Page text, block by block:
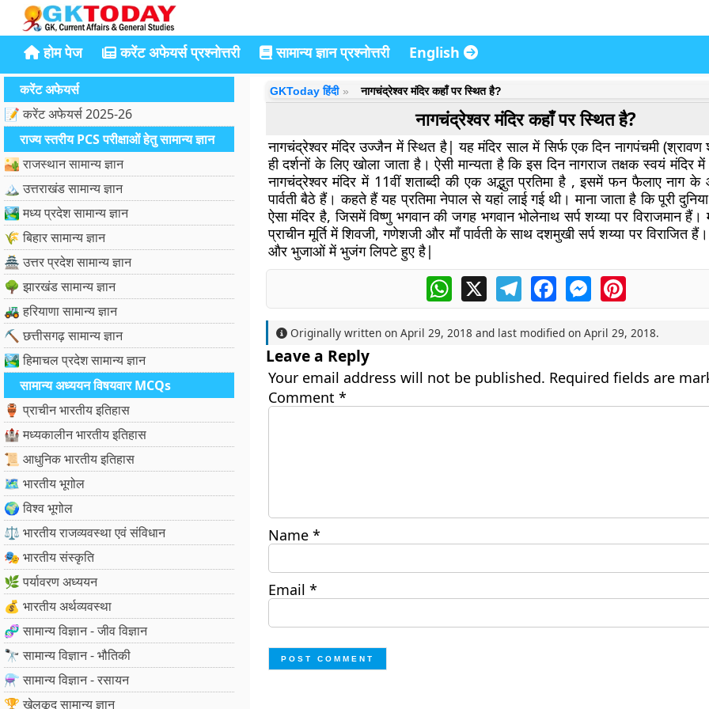
होम पेज करेंट अफेयर्स प्रश्नोत्तरी सामान्य ज्ञान प्रश्नोत्तरी English
करेंट अफेयर्स
📝 करेंट अफेयर्स 2025-26
राज्य स्तरीय PCS परीक्षाओं हेतु सामान्य ज्ञान
🏜️ राजस्थान सामान्य ज्ञान
🏔️ उत्तराखंड सामान्य ज्ञान
🏞️ मध्य प्रदेश सामान्य ज्ञान
🌾 बिहार सामान्य ज्ञान
🏯 उत्तर प्रदेश सामान्य ज्ञान
🌳 झारखंड सामान्य ज्ञान
🚜 हरियाणा सामान्य ज्ञान
⛏️ छत्तीसगढ़ सामान्य ज्ञान
🏞️ हिमाचल प्रदेश सामान्य ज्ञान
सामान्य अध्ययन विषयवार MCQs
🏺 प्राचीन भारतीय इतिहास
🏰 मध्यकालीन भारतीय इतिहास
📜 आधुनिक भारतीय इतिहास
🗺️ भारतीय भूगोल
🌍 विश्व भूगोल
⚖️ भारतीय राजव्यवस्था एवं संविधान
🎭 भारतीय संस्कृति
🌿 पर्यावरण अध्ययन
💰 भारतीय अर्थव्यवस्था
🧬 सामान्य विज्ञान - जीव विज्ञान
🔭 सामान्य विज्ञान - भौतिकी
⚗️ सामान्य विज्ञान - रसायन
🏆 खेलकूद सामान्य ज्ञान
GKToday हिंदी नागचंद्रेश्वर मंदिर कहाँ पर स्थित है?
नागचंद्रेश्वर मंदिर कहाँ पर स्थित है?
नागचंद्रेश्वर मंदिर उज्जैन में स्थित है| यह मंदिर साल में सिर्फ एक दिन नागपंचमी
ही दर्शनों के लिए खोला जाता है। ऐसी मान्यता है कि इस दिन नागराज तक्षक स्वयं मंदिर
नागचंद्रेश्वर मंदिर में 11वीं शताब्दी की एक अद्भुत प्रतिमा है , इसमें फन फैलाए नाग
पार्वती बैठे हैं। कहते हैं यह प्रतिमा नेपाल से यहां लाई गई थी। माना जाता है कि पूरी
ऐसा मंदिर है, जिसमें विष्णु भगवान की जगह भगवान भोलेनाथ सर्प शय्या पर विराजमान हैं।
प्राचीन मूर्ति में शिवजी, गणेशजी और माँ पार्वती के साथ दशमुखी सर्प शय्या पर विराजित
और भुजाओं में भुजंग लिपटे हुए है|
WhatsApp
X TelegramFacebookMessengerPinterest
Originally written on April 29, 2018 and last modified on April 29, 2018.
Leave a Reply
Your email address will not be published. Required fields are
Comment *
Name *
Email *